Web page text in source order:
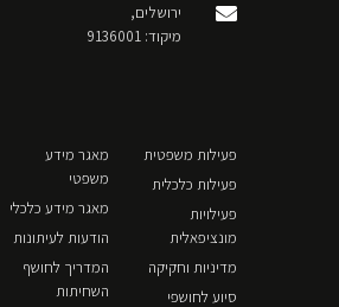
ירושלים,
מיקוד: 9136001
פעילות משפטית
פעילות כלכלית
פעילויות
מונציפאלית
מדיניות וחקיקה
סיוע לחושפי
מאגר מידע
משפטי
מאגר מידע כלכלי
הודעות לעיתונות
המדריך לחושף
השחיתות